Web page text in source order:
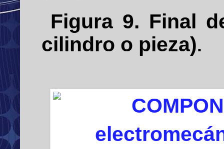
Figura 9. Final
cilindro o pieza).